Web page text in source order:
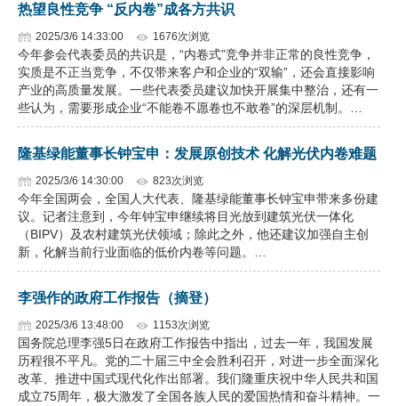
热望良性竞争 “反内卷”成各方共识
2025/3/6 14:33:00 1676次浏览
今年参会代表委员的共识是，“内卷式”竞争并非正常的良性竞争，
实质是不正当竞争，不仅带来客户和企业的“双输”，还会直接影响
产业的高质量发展。一些代表委员建议加快开展集中整治，还有一
些认为，需要形成企业“不能卷不愿卷也不敢卷”的深层机制。…
隆基绿能董事长钟宝申：发展原创技术 化解光伏内卷难题
2025/3/6 14:30:00 823次浏览
今年全国两会，全国人大代表、隆基绿能董事长钟宝申带来多份建
议。记者注意到，今年钟宝申继续将目光放到建筑光伏一体化
（BIPV）及农村建筑光伏领域；除此之外，他还建议加强自主创
新，化解当前行业面临的低价内卷等问题。…
李强作的政府工作报告（摘登）
2025/3/6 13:48:00 1153次浏览
国务院总理李强5日在政府工作报告中指出，过去一年，我国发展
历程很不平凡。党的二十届三中全会胜利召开，对进一步全面深化
改革、推进中国式现代化作出部署。我们隆重庆祝中华人民共和国
成立75周年，极大激发了全国各族人民的爱国热情和奋斗精神。一